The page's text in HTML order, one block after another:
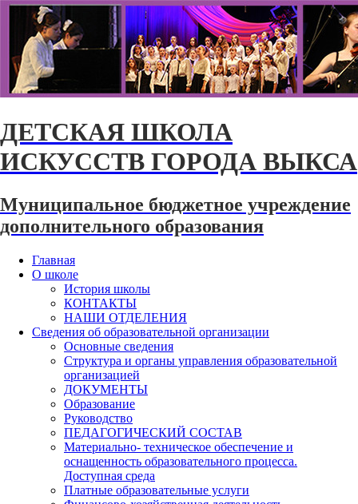
ДЕТСКАЯ ШКОЛА
ИСКУССТВ ГОРОДА ВЫКСА
Муниципальное бюджетное учреждение
дополнительного образования
Главная
О школе
История школы
КОНТАКТЫ
НАШИ ОТДЕЛЕНИЯ
Сведения об образовательной организации
Основные сведения
Структура и органы управления образовательной
организацией
ДОКУМЕНТЫ
Образование
Руководство
ПЕДАГОГИЧЕСКИЙ СОСТАВ
Материально- техническое обеспечение и
оснащенность образовательного процесса.
Доступная среда
Платные образовательные услуги